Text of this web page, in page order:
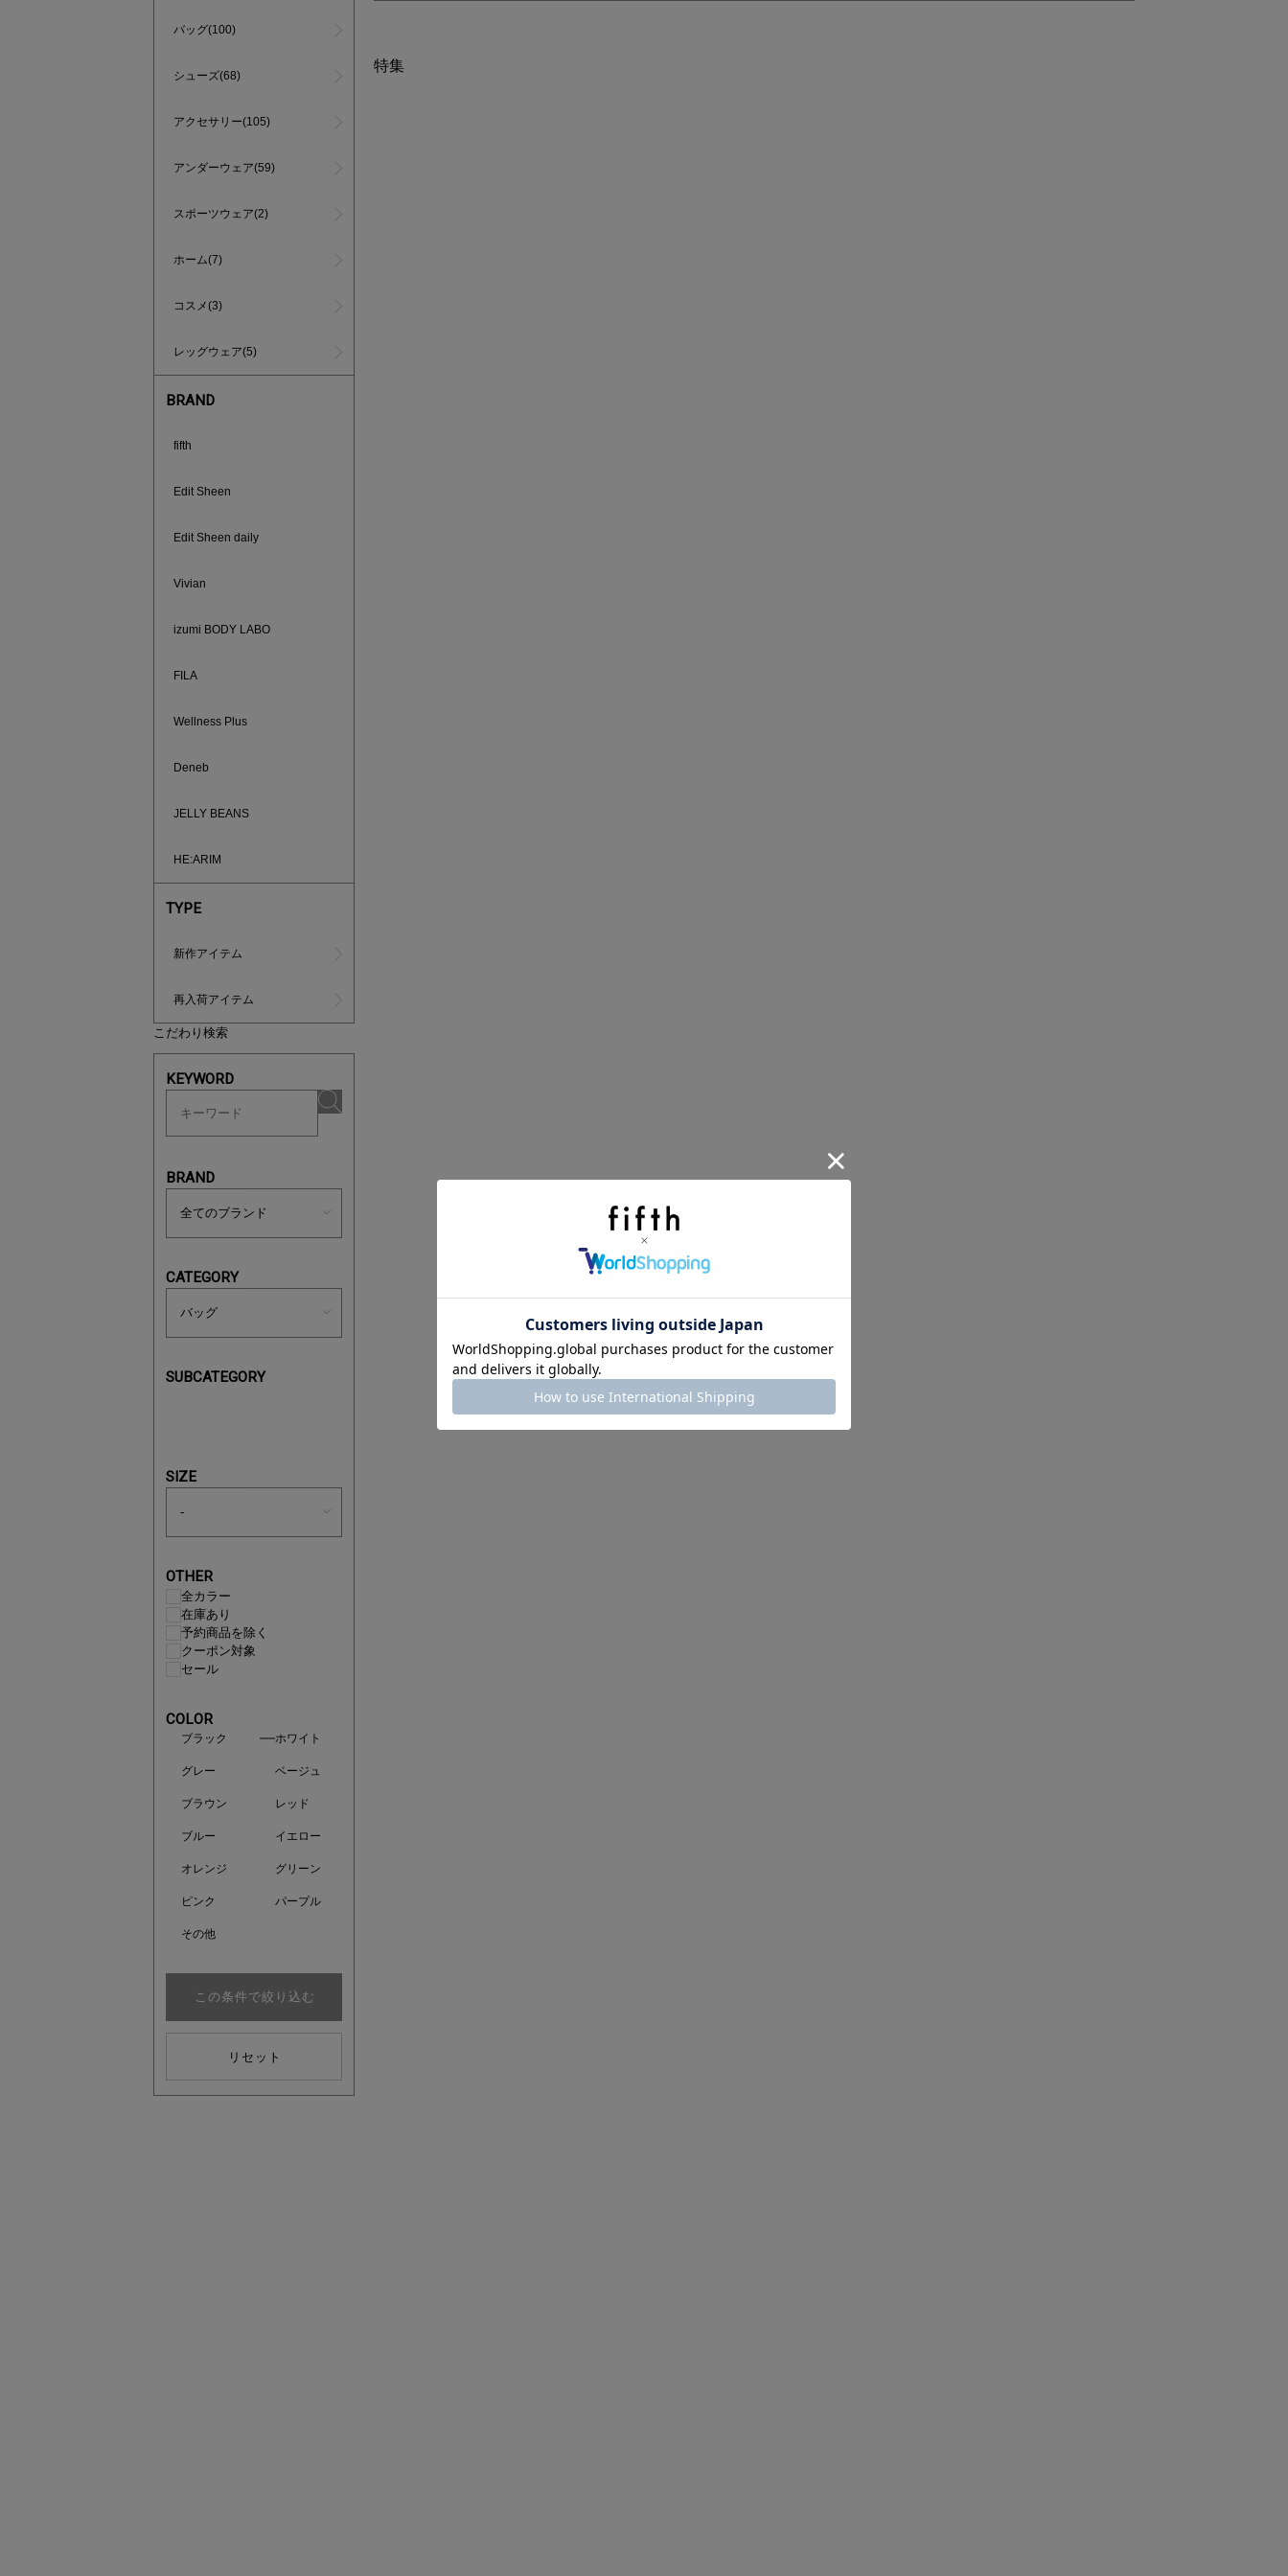
バッグ(100)
シューズ(68)
アクセサリー(105)
アンダーウェア(59)
スポーツウェア(2)
ホーム(7)
コスメ(3)
レッグウェア(5)
BRAND
fifth
Edit Sheen
Edit Sheen daily
Vivian
izumi BODY LABO
FILA
Wellness Plus
Deneb
JELLY BEANS
HE:ARIM
TYPE
新作アイテム
再入荷アイテム
こだわり検索
KEYWORD
BRAND
CATEGORY
SUBCATEGORY
SIZE
OTHER
全カラー
在庫あり
予約商品を除く
クーポン対象
セール
COLOR
ブラック ホワイト
グレー ベージュ
ブラウン レッド
ブルー イエロー
オレンジ グリーン
ピンク パープル
その他
この条件で絞り込む
リセット
特集
あと1点にちょうどいい！お助けプチアイテム